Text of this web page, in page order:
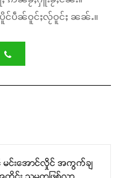
ပိူင်ပဵၼ်ဝူင်ႈလႂ်ဝူင်ႈ ၼၼ်ႉ။
မင်းအောင်လှိုင် အကွက်ချ